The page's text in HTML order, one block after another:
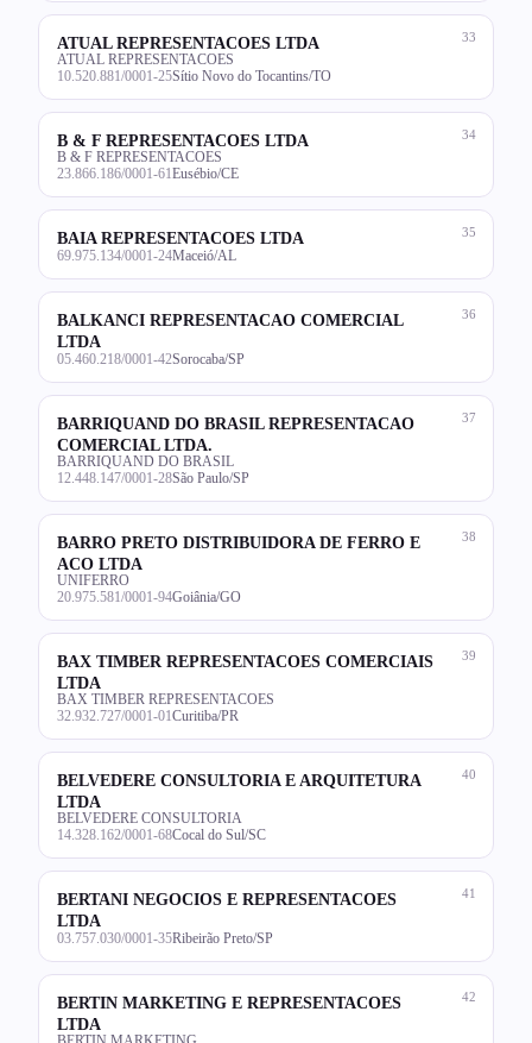
33
ATUAL REPRESENTACOES LTDA
ATUAL REPRESENTACOES
10.520.881/0001-25Sítio Novo do Tocantins/TO
34
B & F REPRESENTACOES LTDA
B & F REPRESENTACOES
23.866.186/0001-61 Eusébio/CE
35
BAIA REPRESENTACOES LTDA
69.975.134/0001-24Maceió/AL
36
BALKANCI REPRESENTACAO COMERCIAL
LTDA
05.460.218/0001-42Sorocaba/SP
37
BARRIQUAND DO BRASIL REPRESENTACAO
COMERCIAL LTDA.
BARRIQUAND DO BRASIL
12.448.147/0001-28São Paulo/SP
38
BARRO PRETO DISTRIBUIDORA DE FERRO E
ACO LTDA
UNIFERRO
20.975.581/0001-94Goiânia/GO
39
BAX TIMBER REPRESENTACOES COMERCIAIS
LTDA
BAX TIMBER REPRESENTACOES
32.932.727/0001-01 Curitiba/PR
40
BELVEDERE CONSULTORIA E ARQUITETURA
LTDA
BELVEDERE CONSULTORIA
14.328.162/0001-68Cocal do Sul/SC
41
BERTANI NEGOCIOS E REPRESENTACOES
LTDA
03.757.030/0001-35Ribeirão Preto/SP
42
BERTIN MARKETING E REPRESENTACOES
LTDA